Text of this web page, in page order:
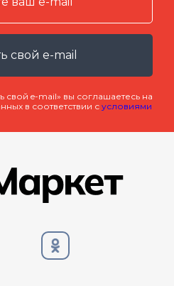
свой e-mail
свой e-mail» вы соглашаетесь на
в соответствии с условиями